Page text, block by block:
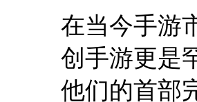
在当今手游
创手游更是
他们的首部